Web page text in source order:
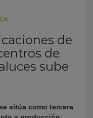
de
de
sube
sitúa como tercera